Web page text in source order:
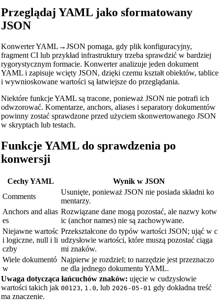
📐Unit Converters
🔧 TOOLS
Konwerter masy
Konwerter temperatury
Konwerter objętości
Konwerter objętości suchej
Konwerter energii
Konwerter pamięci
Konwerter zużycia paliwa
Konwerter mocy
Konwerter ciśnienia
Konwerter prędkości
Konwerter czasu
Przeglądaj YAML jako sformatowany
JSON
Konwerter YAML→JSON pomaga, gdy plik konfiguracyjny,
fragment CI lub przykład infrastruktury trzeba sprawdzić w bardziej
rygorystycznym formacie. Konwerter analizuje jeden dokument
YAML i zapisuje wcięty JSON, dzięki czemu kształt obiektów, tablice
i wywnioskowane wartości są łatwiejsze do przeglądania.
Niektóre funkcje YAML są tracone, ponieważ JSON nie potrafi ich
odwzorować. Komentarze, anchors, aliases i separatory dokumentów
powinny zostać sprawdzone przed użyciem skonwertowanego JSON
w skryptach lub testach.
Funkcje YAML do sprawdzenia po
konwersji
Cechy YAML
Wynik w JSON
Comments
Usunięte, ponieważ JSON nie posiada składni ko
mentarzy.
Anchors and alias
es
Rozwiązane dane mogą pozostać, ale nazwy kotw
ic (anchor names) nie są zachowywane.
Niejawne wartośc
i logiczne, null i li
czby
Przekształcone do typów wartości JSON; ująć w c
udzysłowie wartości, które muszą pozostać ciąga
mi znaków.
Wiele dokumentó
w
Najpierw je rozdziel; to narzędzie jest przeznaczo
ne dla jednego dokumentu YAML.
Uwaga dotycząca łańcuchów znaków: ujęcie w cudzysłowie
wartości takich jak 00123, 1.0, lub 2026-05-01 gdy dokładna treść
ma znaczenie.